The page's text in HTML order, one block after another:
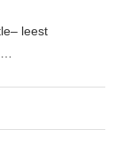
leest
…